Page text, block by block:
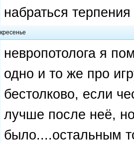
набраться терпения
невропотолога я
одно и то же про
бестолково, если
лучше после неё,
было....остальным